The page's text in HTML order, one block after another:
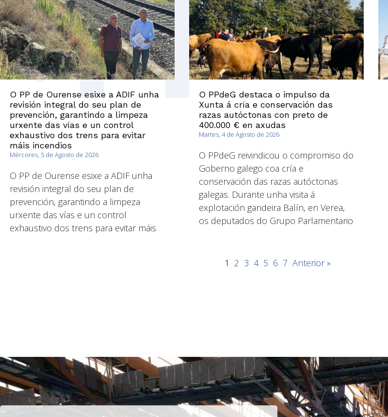
O PP de Ourense esixe a ADIF unha
revisión integral do seu plan de
prevención, garantindo a limpeza
urxente das vías e un control
exhaustivo dos trens para evitar
máis incendios
Mércores, 5 de Agosto de 2026
O PP de Ourense esixe a ADIF unha
revisión integral do seu plan de
prevención, garantindo a limpeza
urxente das vías e un control
exhaustivo dos trens para evitar máis
O PPdeG destaca o impulso da
Xunta á cría e conservación das
razas autóctonas con preto de
400.000 € en axudas
Martes, 4 de Agosto de 2026
O PPdeG reivindicou o compromiso do
Goberno galego coa cría e
conservación das razas autóctonas
galegas. Durante unha visita á
explotación gandeira Balín, en Verea,
os deputados do Grupo Parlamentario
1 2 3 4 5 6 7 Anterior »